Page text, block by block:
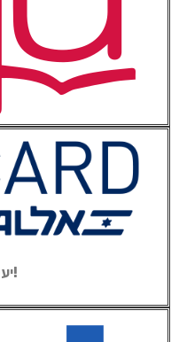
יעלה בקרוב!